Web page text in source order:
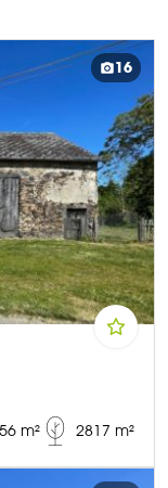
16
56 m² 2817 m²